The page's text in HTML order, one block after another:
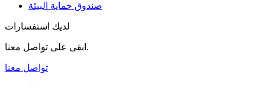
صندوق حماية البيئة
لديك استفسارات
ابقى على تواصل معنا.
تواصل معنا